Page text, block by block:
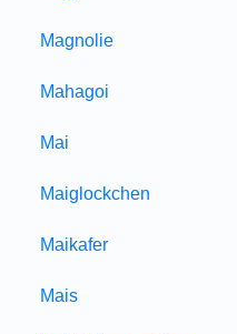
Magnolie
Mahagoi
Mai
Maiglockchen
Maikafer
Mais